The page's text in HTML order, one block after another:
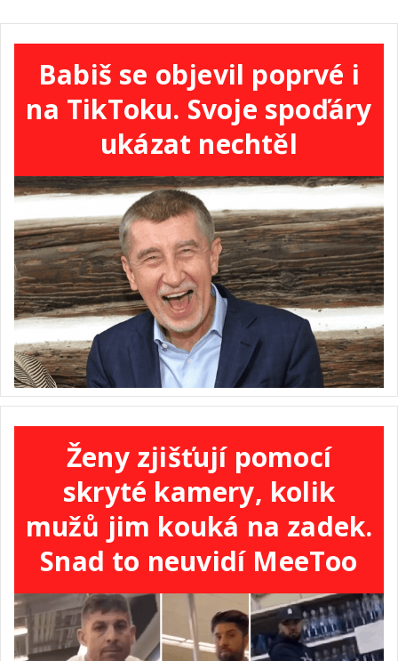
Babiš se objevil poprvé i
na TikToku. Svoje spoďáry
ukázat nechtěl
Ženy zjišťují pomocí
skryté kamery, kolik
mužů jim kouká na zadek.
Snad to neuvidí MeeToo